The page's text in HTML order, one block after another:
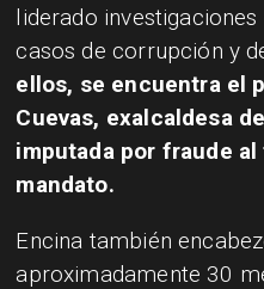
liderado
casos de corrupción y
ellos, se encuentra el
Cuevas, exalcaldesa
imputada por fraude
mandato.
Encina también
aproximadamente 30